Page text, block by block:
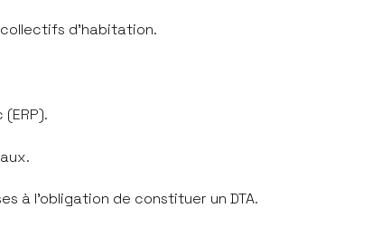
collectifs d'habitation.
à l'obligation de constituer un DTA.